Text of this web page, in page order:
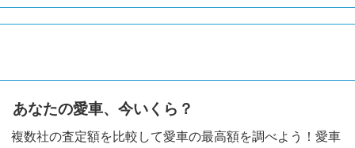
あなたの愛車、今いくら？
複数社の査定額を比較して愛車の最高額を調べよう！愛車